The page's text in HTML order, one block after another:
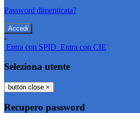
Password dimenticata?
-
Entra con SPID Entra con CIE
Seleziona utente
button close ×
Recupero password